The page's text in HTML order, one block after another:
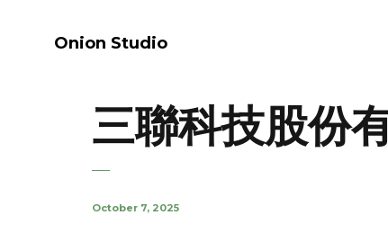
Onion Studio
三聯科技股份
October 7, 2025